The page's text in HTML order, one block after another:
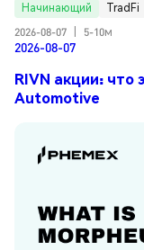
Начинающий
TradFi
2026-08-07
5-10м
2026-08-07
RIVN акции: что
Automotive